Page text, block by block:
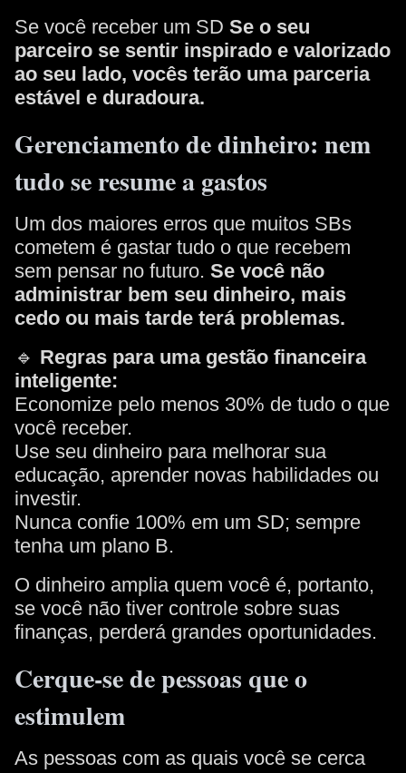
Se você receber um SD Se o seu
parceiro se sentir inspirado e valorizado
ao seu lado, vocês terão uma parceria
estável e duradoura.
Gerenciamento de dinheiro: nem
tudo se resume a gastos
Um dos maiores erros que muitos SBs
cometem é gastar tudo o que recebem
sem pensar no futuro. Se você não
administrar bem seu dinheiro, mais
cedo ou mais tarde terá problemas.
🔹 Regras para uma gestão financeira
inteligente:
Economize pelo menos 30% de tudo o que
você receber.
Use seu dinheiro para melhorar sua
educação, aprender novas habilidades ou
investir.
Nunca confie 100% em um SD; sempre
tenha um plano B.
O dinheiro amplia quem você é, portanto,
se você não tiver controle sobre suas
finanças, perderá grandes oportunidades.
Cerque-se de pessoas que o
estimulem
As pessoas com as quais você se cerca